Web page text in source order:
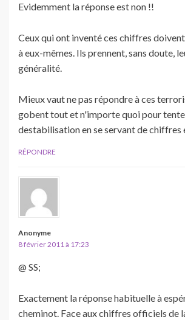
Evidemment la réponse est non !!
Ceux qui ont inventé ces chiffres
à eux-mêmes. Ils prennent, sans doute,
généralité.
Mieux vaut ne pas répondre à ces
gobent tout et n'importe quoi pour
destabilisation en se servant de chiffres
RÉPONDRE
Anonyme
8 février 2011 à 17:23
@ SS;
Exactement la réponse habituelle à
cheminot. Face aux chiffres officiels de